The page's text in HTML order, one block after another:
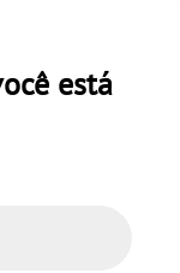
está